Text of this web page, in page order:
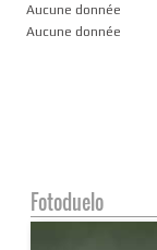
Aucune donnée
Aucune donnée
Fotoduelo